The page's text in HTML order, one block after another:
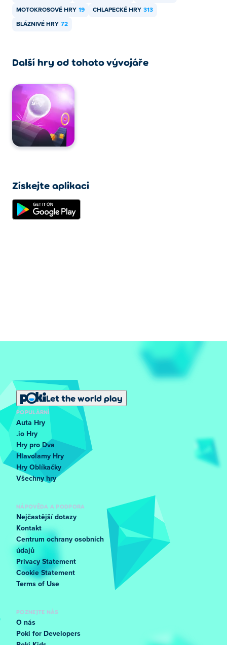
MOTOKROSOVÉ HRY 19 CHLAPECKÉ HRY 313
BLÁZNIVÉ HRY 72
Další hry od tohoto vývojáře
Získejte aplikaci
Let the world play
POPULÁRNÍ
Auta Hry
.io Hry
Hry pro Dva
Hlavolamy Hry
Hry Oblíkačky
Všechny hry
NÁPOVĚDA A PODPORA
Nejčastější dotazy
Kontakt
Centrum ochrany osobních
údajů
Privacy Statement
Cookie Statement
Terms of Use
POZNEJTE NÁS
O nás
Poki for Developers